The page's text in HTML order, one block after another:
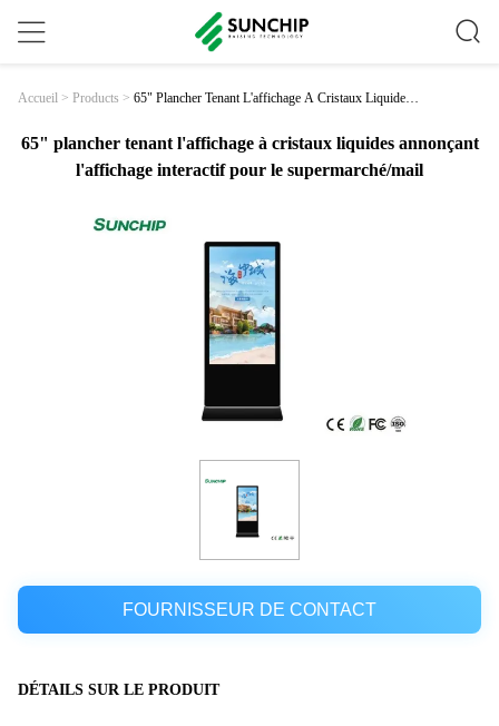
Accueil > Products > 65" Plancher Tenant L'affichage À Cristaux Liquides
65" plancher tenant l'affichage à cristaux liquides annonçant
l'affichage interactif pour le supermarché/mail
FOURNISSEUR DE CONTACT
DÉTAILS SUR LE PRODUIT